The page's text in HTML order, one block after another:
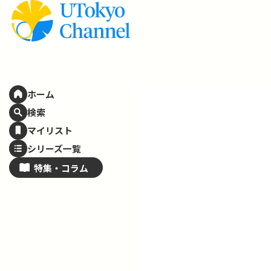
ホーム
検索
マイリスト
シリーズ一覧
特集・ コラム